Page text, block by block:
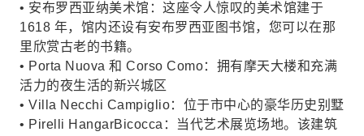
• 安布罗西亚纳美术馆：这座令人惊叹的美术馆建于
1618 年，馆内还设有安布罗西亚图书馆，您可以在那
里欣赏古老的书籍。
• Porta Nuova 和 Corso Como：拥有摩天大楼和充满
活力的夜生活的新兴城区
• Villa Necchi Campiglio：位于市中心的豪华历史别墅
• Pirelli HangarBicocca：当代艺术展览场地。该建筑